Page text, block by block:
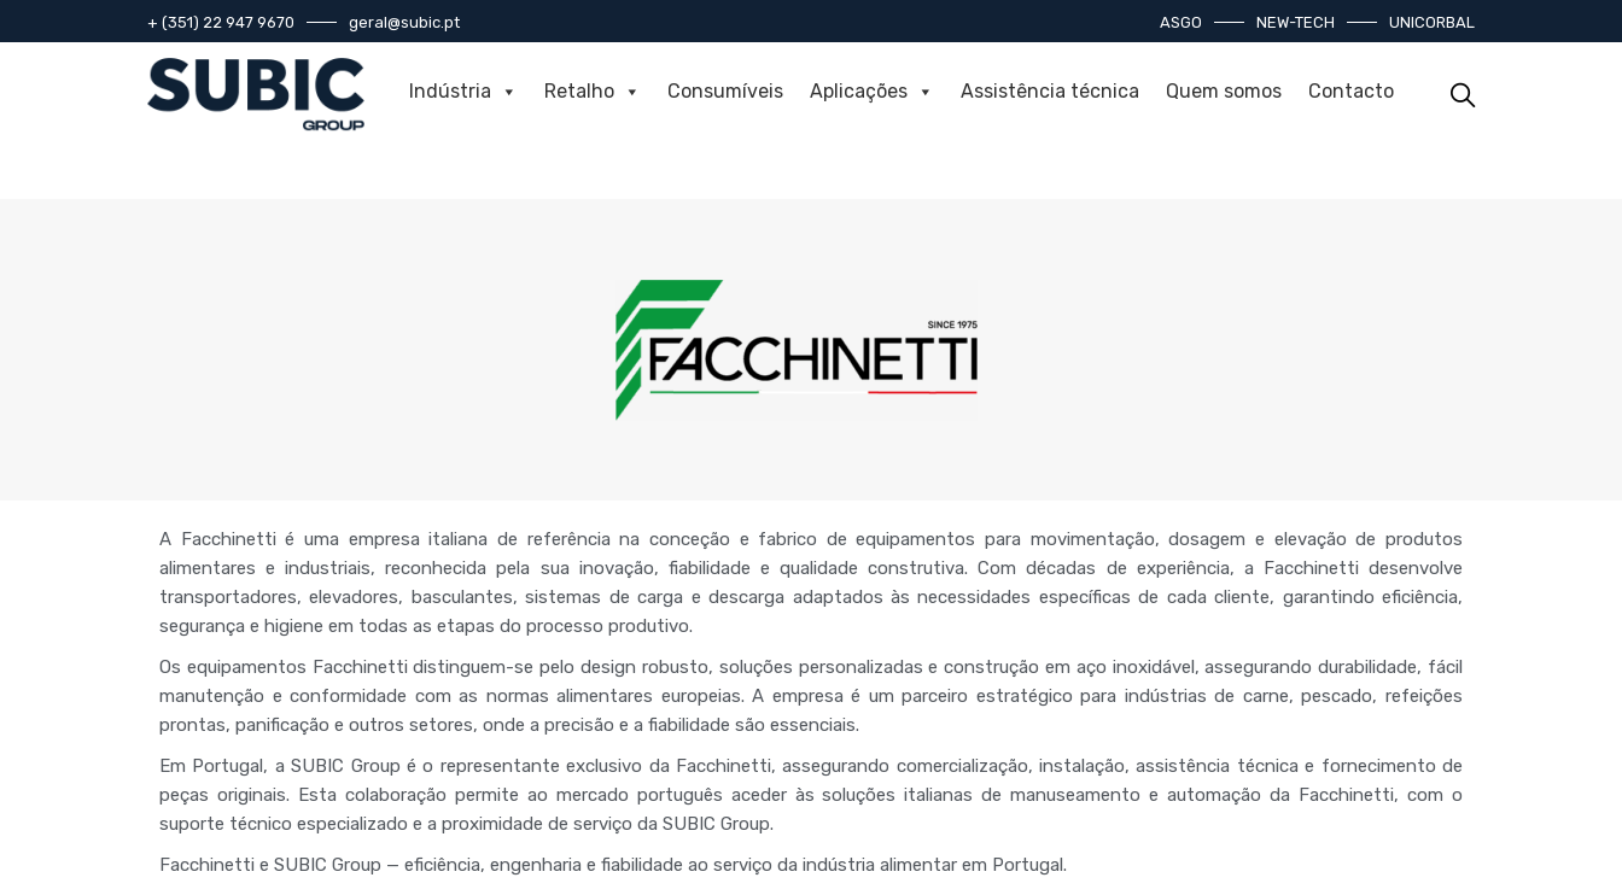
+ (351) 22 947 9670 geral@subic.pt ASGO NEW-TECH UNICORBAL
Indústria Retalho Consumíveis Aplicações Assistência técnica Quem somos Contacto
A Facchinetti é uma empresa italiana de referência na conceção e fabrico de equipamentos para movimentação, dosagem e elevação de produtos
alimentares e industriais, reconhecida pela sua inovação, fiabilidade e qualidade construtiva. Com décadas de experiência, a Facchinetti desenvolve
transportadores, elevadores, basculantes, sistemas de carga e descarga adaptados às necessidades específicas de cada cliente, garantindo eficiência,
segurança e higiene em todas as etapas do processo produtivo.
Os equipamentos Facchinetti distinguem-se pelo design robusto, soluções personalizadas e construção em aço inoxidável, assegurandodurabilidade, fácil
manutenção e conformidade com as normas alimentares europeias. A empresa é um parceiro estratégico para indústrias de carne, pescado, refeições
prontas, panificação e outros setores, onde a precisão e a fiabilidade são essenciais.
Em Portugal, aSUBIC Group é o representante exclusivo da Facchinetti, assegurando comercialização, instalação, assistência técnica e fornecimento de
peças originais. Esta colaboração permite ao mercado português aceder às soluções italianas de manuseamento e automação da Facchinetti, com o
suporte técnico especializado e a proximidade de serviço da SUBIC Group.
Facchinetti e SUBIC Group — eficiência, engenharia e fiabilidade ao serviço da indústria alimentar em Portugal.